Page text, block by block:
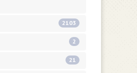
2103
2
21